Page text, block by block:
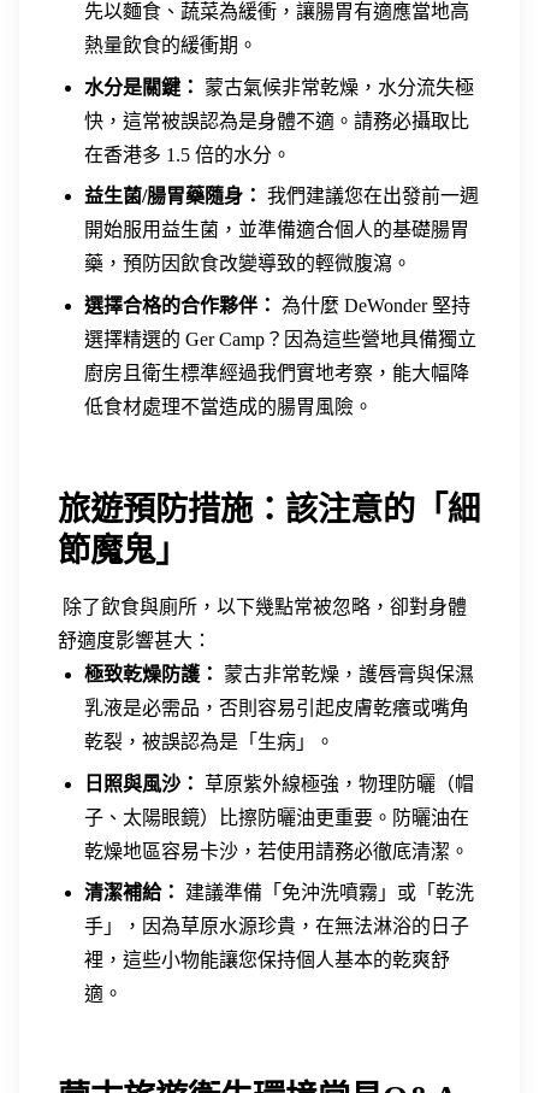
先以麵食、蔬菜為緩衝，讓腸胃有適應當地高
熱量飲食的緩衝期。
水分是關鍵：
蒙古氣候非常乾燥，水分流失極
快，這常被誤認為是身體不適。請務必攝取比
在香港多 1.5 倍的水分。
益生菌/腸胃藥隨身： 我們建議您在出發前一週
開始服用益生菌，並準備適合個人的基礎腸胃
藥，預防因飲食改變導致的輕微腹瀉。
選擇合格的合作夥伴： 為什麼 DeWonder 堅持
選擇精選的 Ger Camp？因為這些營地具備獨立
廚房且衛生標準經過我們實地考察，能大幅降
低食材處理不當造成的腸胃風險。
旅遊預防措施：該注意的「細
節魔鬼」
除了飲食與廁所，以下幾點常被忽略，卻對身體
舒適度影響甚大：
極致乾燥防護： 蒙古非常乾燥，護唇膏與保濕
乳液是必需品，否則容易引起皮膚乾癢或嘴角
乾裂，被誤認為是「生病」。
日照與風沙： 草原紫外線極強，物理防曬（帽
子、太陽眼鏡）比擦防曬油更重要。防曬油在
乾燥地區容易卡沙，若使用請務必徹底清潔。
清潔補給：
建議準備「免沖洗噴霧」或「乾洗
手」，因為草原水源珍貴，在無法淋浴的日子
裡，這些小物能讓您保持個人基本的乾爽舒
適。